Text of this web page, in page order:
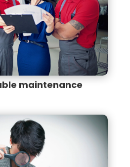
maintenance